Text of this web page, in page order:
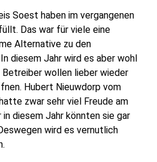
Soest haben im vergangenen
Das war für viele eine
Alternative zu den
diesem Jahr wird es aber wohl
Betreiber wollen lieber wieder
Hubert Nieuwdorp vom
zwar sehr viel Freude am
diesem Jahr könnten sie gar
wird es vernutlich